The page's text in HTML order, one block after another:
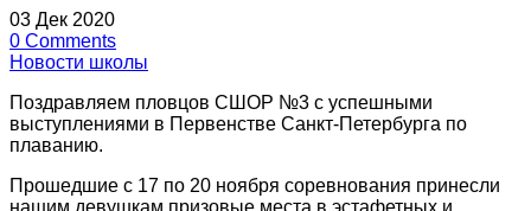
03 Дек 2020
0 Comments
Новости школы
Поздравляем пловцов СШОР №3 с успешными
выступлениями в Первенстве Санкт-Петербурга по
плаванию.
Прошедшие с 17 по 20 ноября соревнования принесли